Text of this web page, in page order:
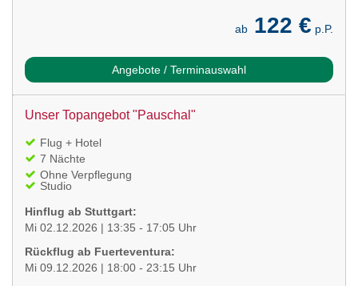
ab 122 € p.P.
Angebote / Terminauswahl
Unser Topangebot "Pauschal"
Flug + Hotel
7 Nächte
Ohne Verpflegung
Studio
Hinflug ab Stuttgart:
Mi 02.12.2026 | 13:35 - 17:05 Uhr
Rückflug ab Fuerteventura:
Mi 09.12.2026 | 18:00 - 23:15 Uhr